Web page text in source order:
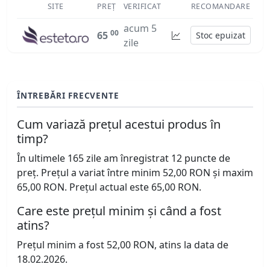
SITE PREȚ VERIFICAT RECOMANDARE
65 00 acum 5
zile
Stoc epuizat
ÎNTREBĂRI FRECVENTE
Cum variază prețul acestui produs în
timp?
În ultimele 165 zile am înregistrat 12 puncte de
preț. Prețul a variat între minim 52,00 RON și maxim
65,00 RON. Prețul actual este 65,00 RON.
Care este prețul minim și când a fost
atins?
Prețul minim a fost 52,00 RON, atins la data de
18.02.2026.